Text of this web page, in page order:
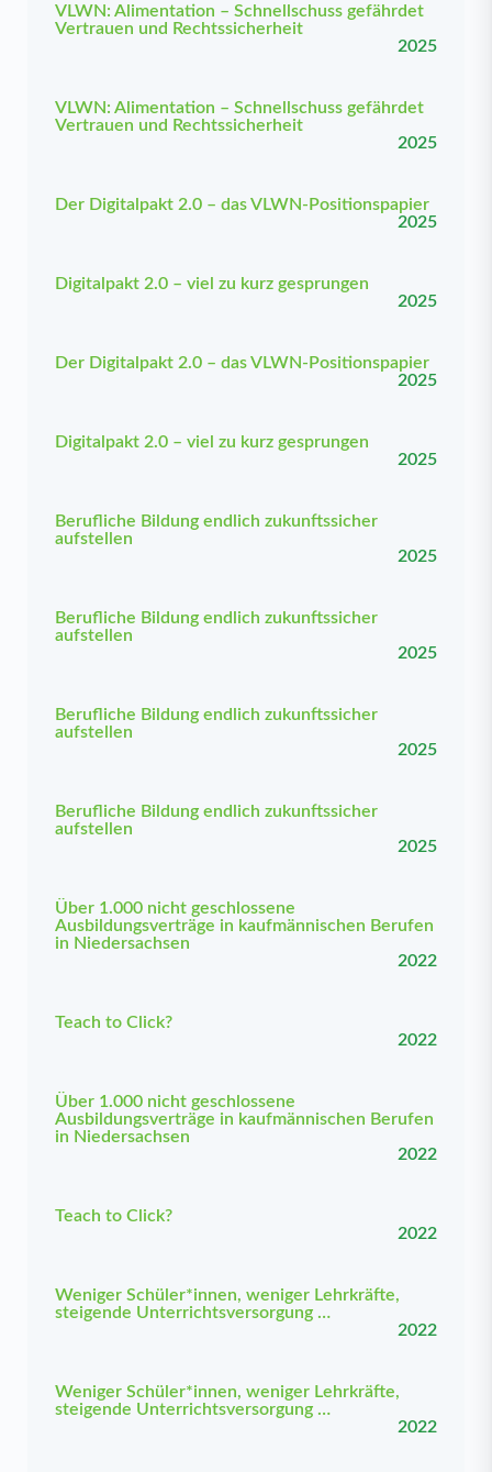
VLWN: Alimentation – Schnellschuss gefährdet
Vertrauen und Rechtssicherheit
2025
VLWN: Alimentation – Schnellschuss gefährdet
Vertrauen und Rechtssicherheit
2025
Der Digitalpakt 2.0 – das VLWN-Positionspapier
2025
Digitalpakt 2.0 – viel zu kurz gesprungen
2025
Der Digitalpakt 2.0 – das VLWN-Positionspapier
2025
Digitalpakt 2.0 – viel zu kurz gesprungen
2025
Berufliche Bildung endlich zukunftssicher
aufstellen
2025
Berufliche Bildung endlich zukunftssicher
aufstellen
2025
Berufliche Bildung endlich zukunftssicher
aufstellen
2025
Berufliche Bildung endlich zukunftssicher
aufstellen
2025
Über 1.000 nicht geschlossene
Ausbildungsverträge in kaufmännischen Berufen
in Niedersachsen
2022
Teach to Click?
2022
Über 1.000 nicht geschlossene
Ausbildungsverträge in kaufmännischen Berufen
in Niedersachsen
2022
Teach to Click?
2022
Weniger Schüler*innen, weniger Lehrkräfte,
steigende Unterrichtsversorgung …
2022
Weniger Schüler*innen, weniger Lehrkräfte,
steigende Unterrichtsversorgung …
2022